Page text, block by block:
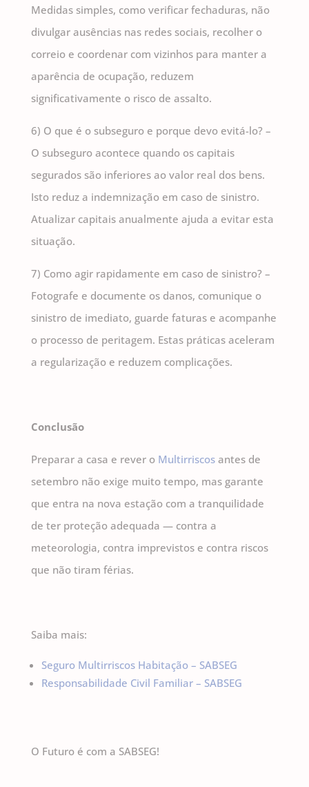
Medidas simples, como verificar fechaduras, não
divulgar ausências nas redes sociais, recolher o
correio e coordenar com vizinhos para manter a
aparência de ocupação, reduzem
significativamente o risco de assalto.
6) O que é o subseguro e porque devo evitá-lo? –
O subseguro acontece quando os capitais
segurados são inferiores ao valor real dos bens.
Isto reduz a indemnização em caso de sinistro.
Atualizar capitais anualmente ajuda a evitar esta
situação.
7) Como agir rapidamente em caso de sinistro? –
Fotografe e documente os danos, comunique o
sinistro de imediato, guarde faturas e acompanhe
o processo de peritagem. Estas práticas aceleram
a regularização e reduzem complicações.
Conclusão
Preparar a casa e rever o Multirriscosantes de
setembro não exige muito tempo, mas garante
que entra na nova estação com a tranquilidade
de ter proteção adequada — contra a
meteorologia, contra imprevistos e contra riscos
que não tiram férias.
Saiba mais:
Seguro Multirriscos Habitação – SABSEG
Responsabilidade Civil Familiar – SABSEG
O Futuro é com a SABSEG!